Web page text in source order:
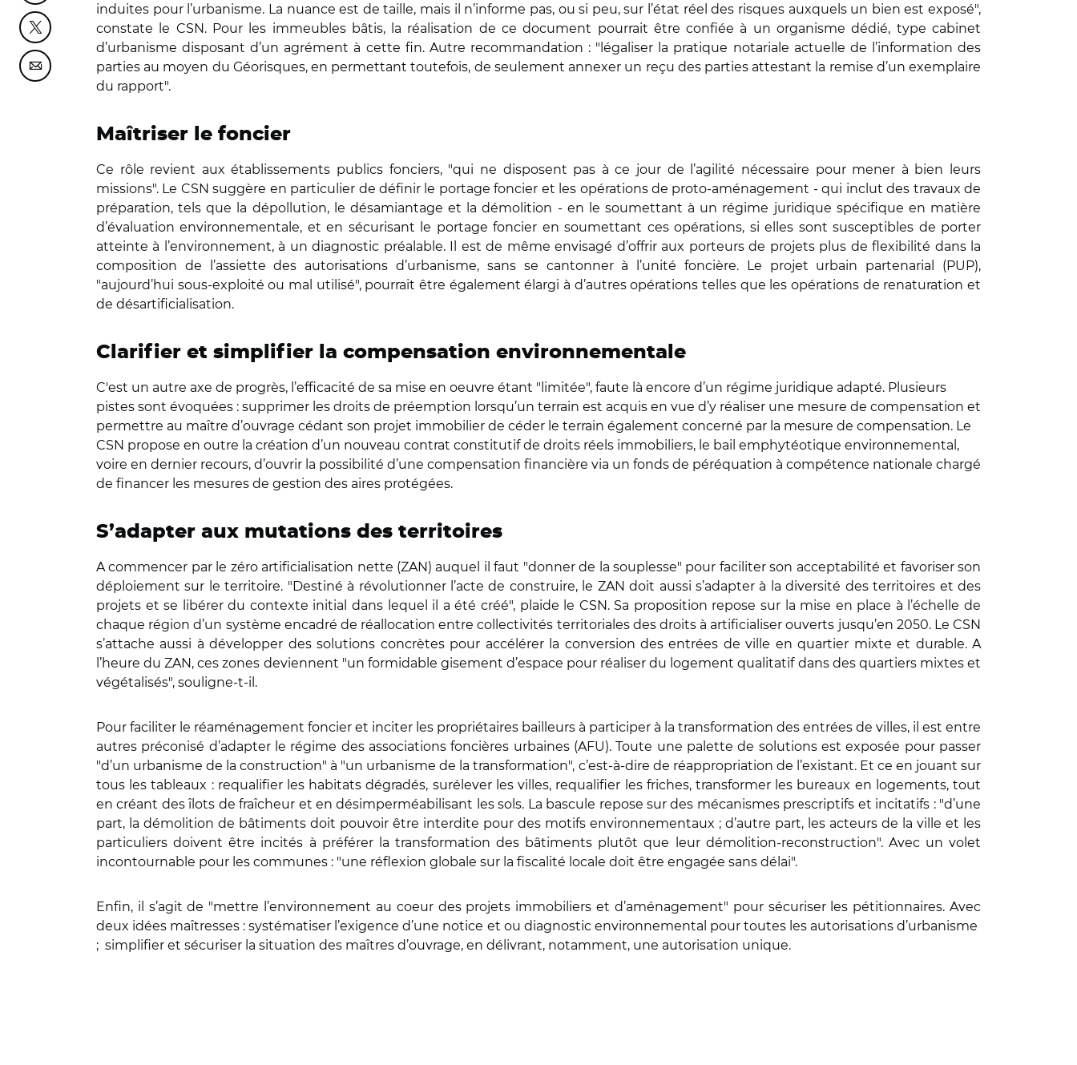
Partager cette page sur Twitter
Partager cette page sur Courriel
induites pour l’urbanisme. La nuance est de taille, mais il n’informe pas, ou si peu, sur l’état réel des risques auxquels un bien est exposé",
constate le CSN. Pour les immeubles bâtis, la réalisation de ce document pourrait être confiée à un organisme dédié, type cabinet
d’urbanisme disposant d’un agrément à cette fin. Autre recommandation : "légaliser la pratique notariale actuelle de l’information des
parties au moyen du Géorisques, en permettant toutefois, de seulement annexer un reçu des parties attestant la remise d’un exemplaire
du rapport".
Maîtriser le foncier
Ce rôle revient aux établissements publics fonciers, "qui ne disposent pas à ce jour de l’agilité nécessaire pour mener à bien leurs
missions". Le CSN suggère en particulier de définir le portage foncier et les opérations de proto-aménagement - qui inclut des travaux de
préparation, tels que la dépollution, le désamiantage et la démolition - en le soumettant à un régime juridique spécifique en matière
d’évaluation environnementale, et en sécurisant le portage foncier en soumettant ces opérations, si elles sont susceptibles de porter
atteinte à l’environnement, à un diagnostic préalable. Il est de même envisagé d’offrir aux porteurs de projets plus de flexibilité dans la
composition de l’assiette des autorisations d’urbanisme, sans se cantonner à l’unité foncière. Le projet urbain partenarial (PUP),
"aujourd’hui sous-exploité ou mal utilisé", pourrait être également élargi à d’autres opérations telles que les opérations de renaturation et
de désartificialisation.
Clarifier et simplifier la compensation environnementale
C'est un autre axe de progrès, l’efficacité de sa mise en oeuvre étant "limitée", faute là encore d’un régime juridique adapté. Plusieurs
pistes sont évoquées : supprimer les droits de préemption lorsqu’un terrain est acquis en vue d’y réaliser une mesure de compensation et
permettre au maître d’ouvrage cédant son projet immobilier de céder le terrain également concerné par la mesure de compensation. Le
CSN propose en outre la création d’un nouveau contrat constitutif de droits réels immobiliers, le bail emphytéotique environnemental,
voire en dernier recours, d’ouvrir la possibilité d’une compensation financière via un fonds de péréquation à compétence nationale chargé
de financer les mesures de gestion des aires protégées.
S’adapter aux mutations des territoires
A commencer par le zéro artificialisation nette (ZAN) auquel il faut "donner de la souplesse" pour faciliter son acceptabilité et favoriser son
déploiement sur le territoire. "Destiné à révolutionner l’acte de construire, le ZAN doit aussi s’adapter à la diversité des territoires et des
projets et se libérer du contexte initial dans lequel il a été créé", plaide le CSN. Sa proposition repose sur la mise en place à l’échelle de
chaque région d’un système encadré de réallocation entre collectivités territoriales des droits à artificialiser ouverts jusqu’en 2050. Le CSN
s’attache aussi à développer des solutions concrètes pour accélérer la conversion des entrées de ville en quartier mixte et durable. A
l’heure du ZAN, ces zones deviennent "un formidable gisement d’espace pour réaliser du logement qualitatif dans des quartiers mixtes et
végétalisés", souligne-t-il.
Pour faciliter le réaménagement foncier et inciter les propriétaires bailleurs à participer à la transformation des entrées de villes, il est entre
autres préconisé d’adapter le régime des associations foncières urbaines (AFU). Toute une palette de solutions est exposée pour passer
"d’un urbanisme de la construction" à "un urbanisme de la transformation", c’est-à-dire de réappropriation de l’existant. Et ce en jouant sur
tous les tableaux : requalifier les habitats dégradés, surélever les villes, requalifier les friches, transformer les bureaux en logements, tout
en créant des îlots de fraîcheur et en désimperméabilisant les sols. La bascule repose sur des mécanismes prescriptifs et incitatifs : "d’une
part, la démolition de bâtiments doit pouvoir être interdite pour des motifs environnementaux ; d’autre part, les acteurs de la ville et les
particuliers doivent être incités à préférer la transformation des bâtiments plutôt que leur démolition-reconstruction". Avec un volet
incontournable pour les communes : "une réflexion globale sur la fiscalité locale doit être engagée sans délai".
Enfin, il s’agit de "mettre l’environnement au coeur des projets immobiliers et d’aménagement" pour sécuriser les pétitionnaires. Avec
deux idées maîtresses : systématiser l’exigence d’une notice et ou diagnostic environnemental pour toutes les autorisations d’urbanisme
; simplifier et sécuriser la situation des maîtres d’ouvrage, en délivrant, notamment, une autorisation unique.